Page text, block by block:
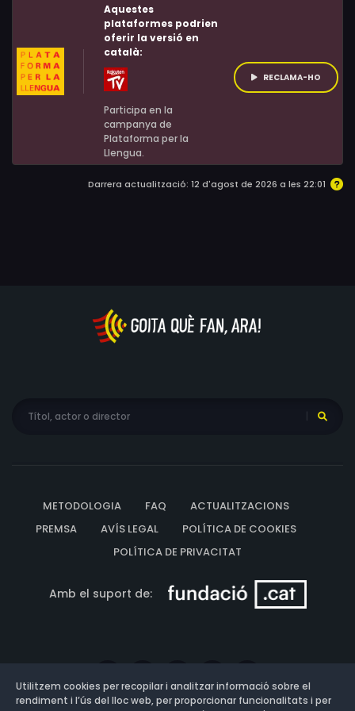
Aquestes
plataformes podrien
oferir la versió en
català:
Participa en la
campanya de
Plataforma per la
Llengua.
RECLAMA-HO
Darrera actualització: 12 d'agost de 2026 a les 22:01
METODOLOGIA FAQ
ACTUALITZACIONS
PREMSA
AVÍS LEGAL
POLÍTICA DE COOKIES
POLÍTICA DE PRIVACITAT
Amb el suport de:
Utilitzem cookies per recopilar i analitzar informació sobre el
rendiment i l’ús del lloc web, per proporcionar funcionalitats i per